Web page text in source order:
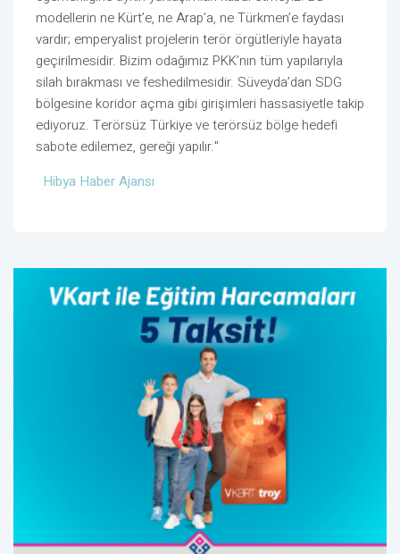
modellerin ne Kürt’e, ne Arap’a, ne Türkmen’e faydası
vardır; emperyalist projelerin terör örgütleriyle hayata
geçirilmesidir. Bizim odağımız PKK’nın tüm yapılarıyla
silah bırakması ve feshedilmesidir. Süveyda’dan SDG
bölgesine koridor açma gibi girişimleri hassasiyetle takip
ediyoruz. Terörsüz Türkiye ve terörsüz bölge hedefi
sabote edilemez, gereği yapılır."
Hibya Haber Ajansı